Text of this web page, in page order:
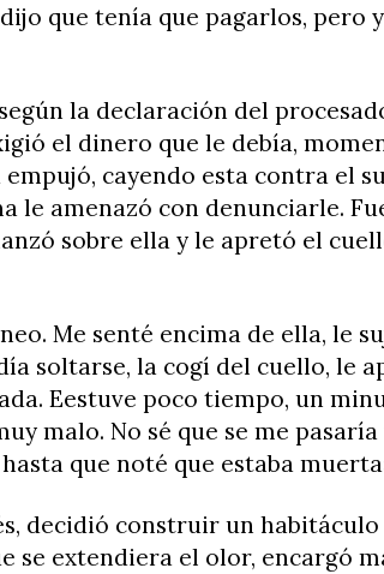
que tenía que pagarlos, pero
la declaración del
el dinero que le debía,
cayendo esta contra el
le amenazó con denunciarle.
sobre ella y le apretó el
Me senté encima de ella, le
soltarse, la cogí del cuello, le
Eestuve poco tiempo, un
malo. No sé que se me
que noté que estaba
decidió construir un
se extendiera el olor, encargó